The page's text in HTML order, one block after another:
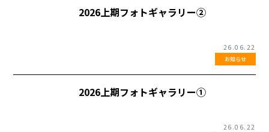
お知らせ
26.06.22
2026上期フォトギャラリー②
26.06.22
2026上期フォトギャラリー①